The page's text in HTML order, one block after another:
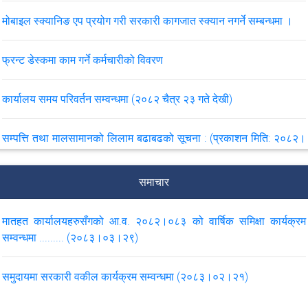
मोबाइल स्क्यानिङ एप प्रयोग गरी सरकारी कागजात स्क्यान नगर्ने सम्बन्धमा ।
फ्रन्ट डेस्कमा काम गर्ने कर्मचारीको विवरण
कार्यालय समय परिवर्तन सम्वन्धमा (२०८२ चैत्र २३ गते देखी)
सम्पत्ति तथा मालसामानको लिलाम बढाबढको सूचना : (प्रकाशन मिति: २०८२।
१०।११)
महान्यायाधिवक्ताको कार्यालयको मिति २०८२/०४/१५ गतेको परिपत्र सम्बन्धमा
समाचार
मातहत कार्यालयहरुसँगको आ.व. २०८२।०८३ को वार्षिक समिक्षा कार्यक्रम
सम्वन्धमा ......... (२०८३।०३।२९)
समुदायमा सरकारी वकील कार्यक्रम सम्वन्धमा (२०८३।०२।२१)